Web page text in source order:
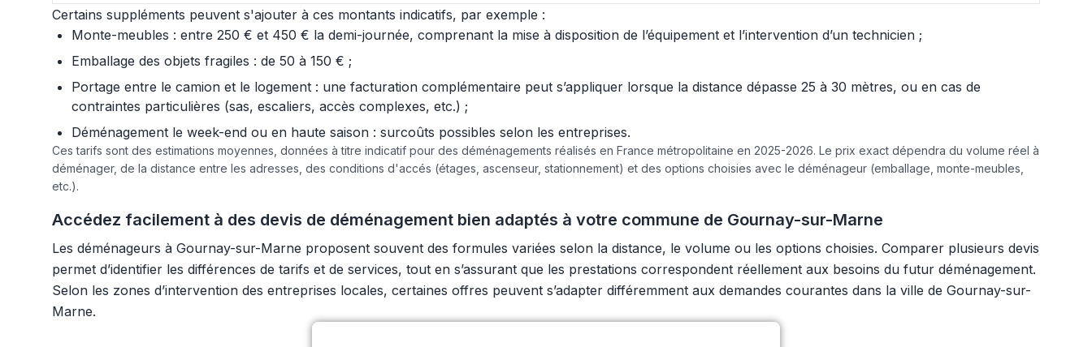
Certains suppléments peuvent s'ajouter à ces montants indicatifs, par exemple :
Monte-meubles : entre 250 € et 450 € la demi-journée, comprenant la mise à disposition de l’équipement et l’intervention d’un technicien ;
Emballage des objets fragiles : de 50 à 150 € ;
Portage entre le camion et le logement : une facturation complémentaire peut s’appliquer lorsque la distance dépasse 25 à 30 mètres, ou en cas de
contraintes particulières (sas, escaliers, accès complexes, etc.) ;
Déménagement le week-end ou en haute saison : surcoûts possibles selon les entreprises.
Ces tarifs sont des estimations moyennes, données à titre indicatif pour des déménagements réalisés en France métropolitaine en 2025-2026. Le prix exact dépendra du volume réel à
déménager, de la distance entre les adresses, des conditions d'accés (étages, ascenseur, stationnement) et des options choisies avec le déménageur (emballage, monte-meubles,
etc.).
Accédez facilement à des devis de déménagement bien adaptés à votre commune de Gournay-sur-Marne
Les déménageurs à Gournay-sur-Marne proposent souvent des formules variées selon la distance, le volume ou les options choisies. Comparer plusieurs devis
permet d’identifier les différences de tarifs et de services, tout en s’assurant que les prestations correspondent réellement aux besoins du futur déménagement.
Selon les zones d’intervention des entreprises locales, certaines offres peuvent s’adapter différemment aux demandes courantes dans la ville de Gournay-sur-
Marne.